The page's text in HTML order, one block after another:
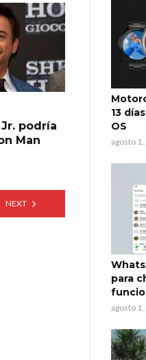
podría
Man
NEXT
13
OS
agosto
para
agosto